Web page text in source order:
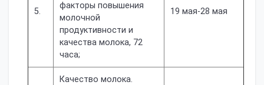
5.
факторы повышения
молочной
продуктивности и
качества молока, 72
часа;
19 мая-28 мая
Качество молока.